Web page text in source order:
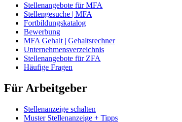
Stellenangebote für MFA
Stellengesuche | MFA
Fortbildungskatalog
Bewerbung
MFA Gehalt | Gehaltsrechner
Unternehmensverzeichnis
Stellenangebote für ZFA
Häufige Fragen
Für Arbeitgeber
Stellenanzeige schalten
Muster Stellenanzeige + Tipps